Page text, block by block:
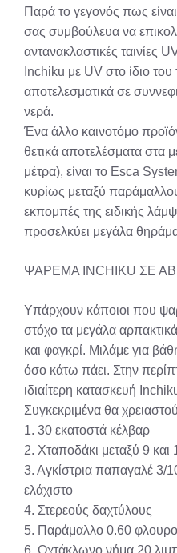
Παρά το γεγονός πως
σας συμβούλευα να
αντανακλαστικές ταινίες
Inchiku με UV στο ίδιο
αποτελεσματικά σε
νερά.
Ένα άλλο καινοτόμο
θετικά αποτελέσματα
μέτρα), είναι το Esca
κυρίως μεταξύ
εκπομπές της ειδικής
προσελκύει μεγάλα
ΨΑΡΕΜΑ INCHIKU ΣΕ
Υπάρχουν κάποιοι που
στόχο τα μεγάλα
και φαγκρί. Μιλάμε για
όσο κάτω πάει. Στην
ιδιαίτερη κατασκευή
Συγκεκριμένα θα
1. 30 εκατοστά κέλβαρ
2. Χταποδάκι μεταξύ 9 και
3. Αγκίστρια παπαγαλέ 3/
ελάχιστο
4. Στερεούς δαχτύλους
5. Παράμαλλο 0.60
6. Οχτάκλωνο νήμα 20